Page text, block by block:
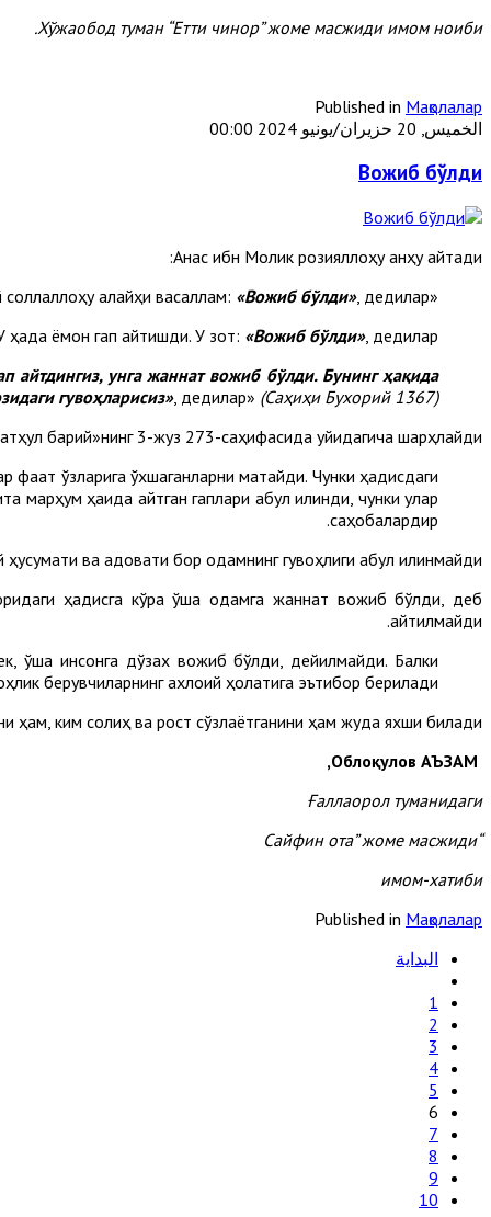
Хўжаобод туман “Етти чинор” жоме масжиди имом ноиби.
Published in Мақолалар
الخميس, 20 حزيران/يونيو 2024 00:00
Вожиб бўлди
Анас ибн Молик розияллоҳу анҳу айтади:
«Бир жанозани олиб ўтишди. У ҳақда яхши гап айтишди. Набий соллаллоҳу алайҳи васаллам:
«Вожиб бўлди», дедилар.
ҳақда ёмон гап айтишди. У зот: «Вожиб бўлди», дедилар.
айтдингиз, унга жаннат вожиб бўлди. Бунинг ҳақида
гувоҳларисиз», дедилар» (Саҳиҳи Бухорий 1367)
барий»нинг 3-жуз 273-саҳифасида қуйидагича шарҳлайди:
фақат ўзларига ўхшаганларни мақтайди. Чунки ҳадисдаги
ҳақида айтган гаплари қабул қилинди, чунки улар
саҳобалардир.
ва адовати бор одамнинг гувоҳлиги қабул қилинмайди.
ҳадисга кўра ўша одамга жаннат вожиб бўлди, деб
айтилмайди.
ўша инсонга дўзах вожиб бўлди, дейилмайди. Балки
берувчиларнинг ахлоқий ҳолатига эътибор берилади.
ҳам, ким солиҳ ва рост сўзлаётганини ҳам жуда яхши билади.
Облоқулов АЪЗАМ
,
Ғаллаорол туманидаги
“
Сайфин ота”жоме масжиди
имом-хатиби
Published in Мақолалар
البداية
1
2
3
4
5
6
7
8
9
10